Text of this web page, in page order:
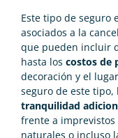
Este tipo de seguro
asociados a la
que pueden incluir
hasta los costos de
decoración y el
seguro de este
tranquilidad
frente a imprevistos
naturales o incluso